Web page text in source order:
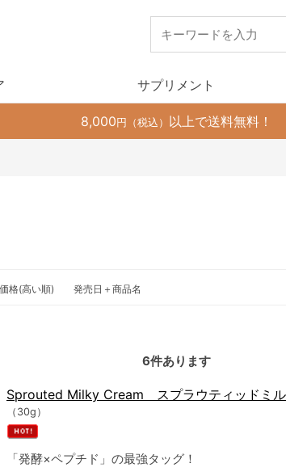
サプリメント
8,000 円（税込） 以上で送料無料！
価格(高い順) 発売日＋商品名
6件あります
Sprouted Milky Cream スプラウティッドミル
（30g）
「発酵×ペプチド」の最強タッグ！